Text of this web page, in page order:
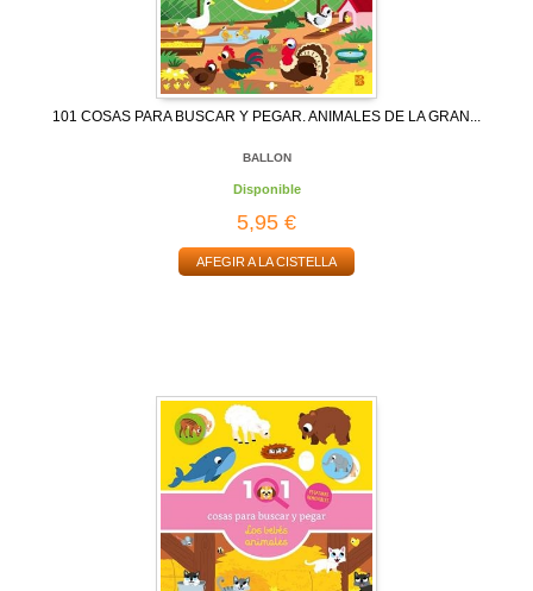
101 COSAS PARA BUSCAR Y PEGAR. ANIMALES DE LA GRAN...
BALLON
Disponible
5,95 €
AFEGIR A LA CISTELLA